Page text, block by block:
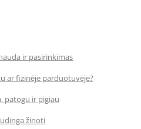
ir pasirinkimas
ar fizinėje parduotuvėje?
patogu ir pigiau
žinoti